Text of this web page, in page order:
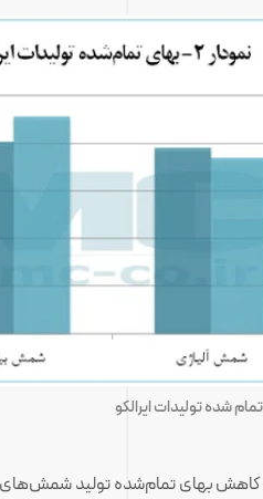
شده تولیدات ایرالکو
کاهش بهای تمام‌شده تولید